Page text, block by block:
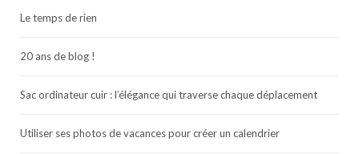
Le temps de rien
20 ans de blog !
Sac ordinateur cuir : l’élégance qui traverse chaque déplacement
Utiliser ses photos de vacances pour créer un calendrier